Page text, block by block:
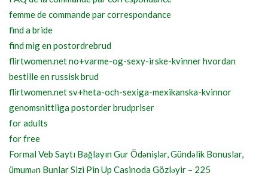
femme de commande par correspondance
find a bride
find mig en postordrebrud
flirtwomen.net no+varme-og-sexy-irske-kvinner hvordan
bestille en russisk brud
flirtwomen.net sv+heta-och-sexiga-mexikanska-kvinnor
genomsnittliga postorder brudpriser
for adults
for free
Formal Veb Saytı Bağlayın️ Gur Ödənişlər, Gündəlik Bonuslar,
ümumən Bunlar Sizi Pin Up Casinoda Gözləyir – 225